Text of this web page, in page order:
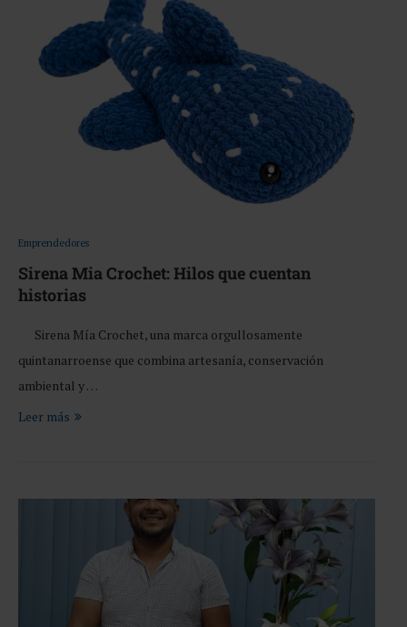
Emprendedores
Sirena Mia Crochet: Hilos que cuentan
historias
Sirena Mía Crochet, una marca orgullosamente
quintanarroense que combina artesanía, conservación
ambiental y …
Leer más